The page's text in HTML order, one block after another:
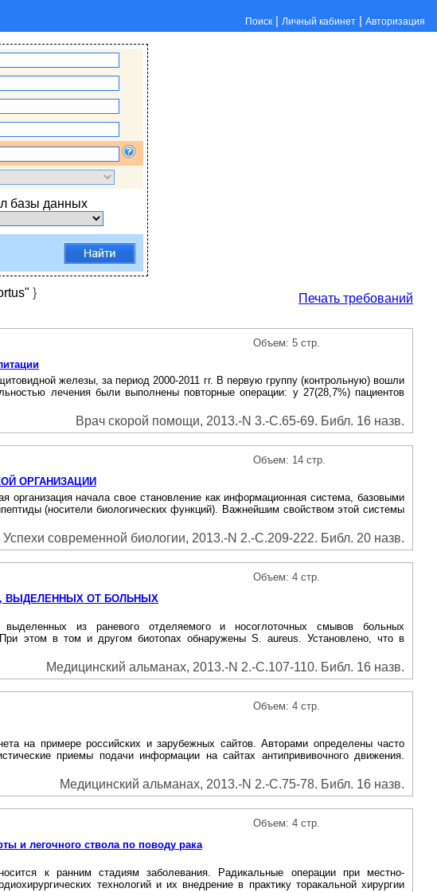
Поиск | Личный кабинет | Авторизация
базы данных
} Печать требований
Объем: 5 стр.
железы, за период 2000-2011 гг. В первую группу (контрольную) вошли
лечения были выполнены повторные операции: у 27(28,7%) пациентов
Врач скорой помощи, 2013.-N 3.-С.65-69. Библ. 16 назв.
ОРГАНИЗАЦИИ
Объем: 14 стр.
начала свое становление как информационная система, базовыми
(носители биологических функций). Важнейшим свойством этой системы
Успехи современной биологии, 2013.-N 2.-С.209-222. Библ. 20 назв.
ВЫДЕЛЕННЫХ ОТ БОЛЬНЫХ
Объем: 4 стр.
из раневого отделяемого и носоглоточных смывов больных
этом в том и другом биотопах обнаружены S. aureus. Установлено, что в
Медицинский альманах, 2013.-N 2.-С.107-110. Библ. 16 назв.
Объем: 4 стр.
на примере российских и зарубежных сайтов. Авторами определены часто
приемы подачи информации на сайтах антипрививочного движения.
Медицинский альманах, 2013.-N 2.-С.75-78. Библ. 16 назв.
и легочного ствола по поводу рака
Объем: 4 стр.
к ранним стадиям заболевания. Радикальные операции при местно-
технологий и их внедрение в практику торакальной хирургии